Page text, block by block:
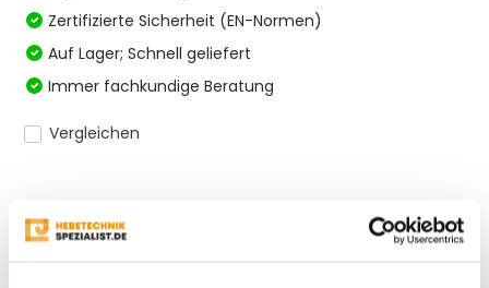
Zertifizierte Sicherheit (EN-Normen)
Auf Lager; Schnell geliefert
Immer fachkundige Beratung
Vergleichen
Produktbeschreibung